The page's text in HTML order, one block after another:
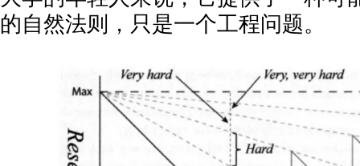
的自然法则，只是一个工程问题。